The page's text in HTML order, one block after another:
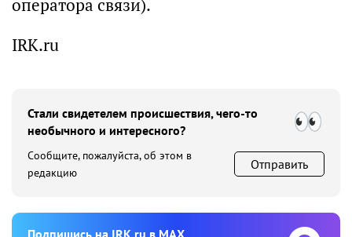
оператора связи).
IRK.ru
Стали свидетелем происшествия, чего-то
необычного и интересного?
Сообщите, пожалуйста, об этом в
редакцию
Отправить
Подпишиcь на IRK.ru в MAX